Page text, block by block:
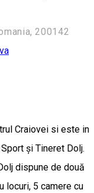
200142
Craiovei si este in
și Tineret Dolj.
dispune de două
locuri, 5 camere cu